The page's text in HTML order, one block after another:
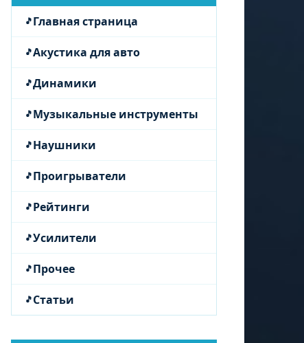
Главная страница
Акустика для авто
Динамики
Музыкальные инструменты
Наушники
Проигрыватели
Рейтинги
Усилители
Прочее
Статьи